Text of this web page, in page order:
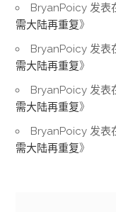
BryanPoicy 发表
需大陆再重复》
BryanPoicy 发表
需大陆再重复》
BryanPoicy 发表
需大陆再重复》
BryanPoicy 发表
需大陆再重复》